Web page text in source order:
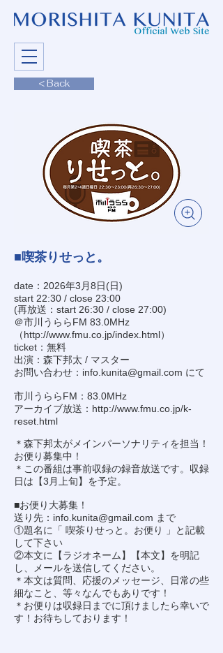
< Back
■喫茶りせっと。
date：2026年3月8日(日)
start 22:30 / close 23:00
(再放送：start 26:30 / close 27:00)
＠市川うららFM 83.0MHz
（http://www.fmu.co.jp/index.html）
ticket：無料
出演：森下邦太 / マスター
お問い合わせ： info.kunita@gmail.com にて
市川うららFM：83.0MHz
アーカイブ放送： http://www.fmu.co.jp/k-
reset.html
＊森下邦太がメインパーソナリティを担当！
お便り募集中！
＊この番組は事前収録の録音放送です。収録
日は【3月上旬】を予定。
■お便り大募集！
送り先： info.kunita@gmail.com まで
①題名に「 喫茶りせっと。お便り 」と記載
して下さい
②本文に【ラジオネーム】【本文】を明記
し、メールを送信してください。
＊本文は質問、応援のメッセージ、日常の些
細なこと、等々なんでもありです！
＊お便りは収録日までに頂けましたら幸いで
す！お待ちしております！